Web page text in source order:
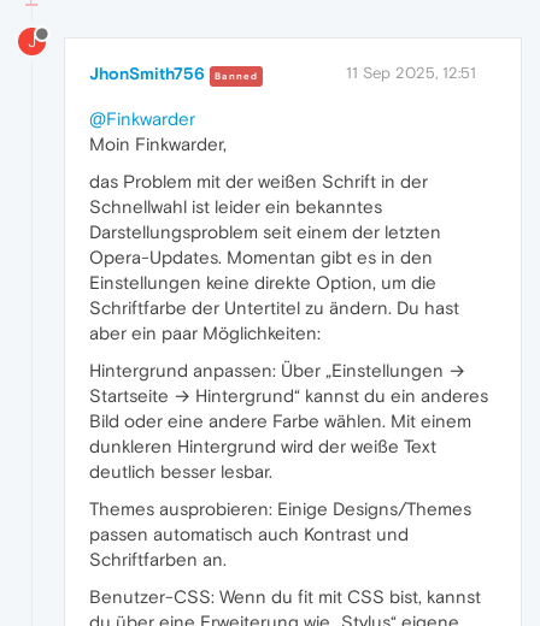
J
JhonSmith756 Banned 11 Sep 2025, 12:51
@Finkwarder
Moin Finkwarder,
das Problem mit der weißen Schrift in der
Schnellwahl ist leider ein bekanntes
Darstellungsproblem seit einem der letzten
Opera-Updates. Momentan gibt es in den
Einstellungen keine direkte Option, um die
Schriftfarbe der Untertitel zu ändern. Du hast
aber ein paar Möglichkeiten:
Hintergrund anpassen: Über „Einstellungen →
Startseite → Hintergrund“ kannst du ein anderes
Bild oder eine andere Farbe wählen. Mit einem
dunkleren Hintergrund wird der weiße Text
deutlich besser lesbar.
Themes ausprobieren: Einige Designs/Themes
passen automatisch auch Kontrast und
Schriftfarben an.
Benutzer-CSS: Wenn du fit mit CSS bist, kannst